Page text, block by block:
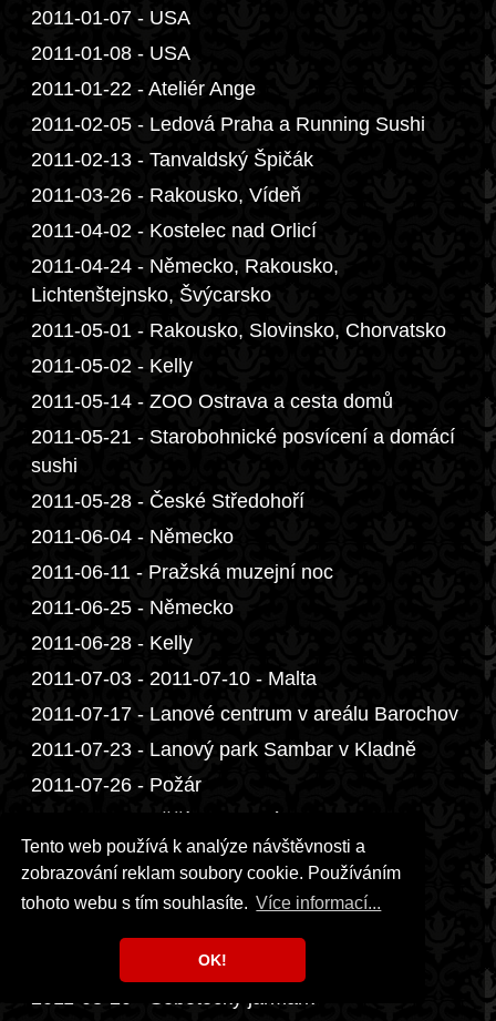
Tento web používá k analýze návštěvnosti a
zobrazování reklam soubory cookie. Používáním
tohoto webu s tím souhlasíte. Více informací...
OK!
2011-01-07 - USA
2011-01-08 - USA
2011-01-22 - Ateliér Ange
2011-02-05 - Ledová Praha a Running Sushi
2011-02-13 - Tanvaldský Špičák
2011-03-26 - Rakousko, Vídeň
2011-04-02 - Kostelec nad Orlicí
2011-04-24 - Německo, Rakousko,
Lichtenštejnsko, Švýcarsko
2011-05-01 - Rakousko, Slovinsko, Chorvatsko
2011-05-02 - Kelly
2011-05-14 - ZOO Ostrava a cesta domů
2011-05-21 - Starobohnické posvícení a domácí
sushi
2011-05-28 - České Středohoří
2011-06-04 - Německo
2011-06-11 - Pražská muzejní noc
2011-06-25 - Německo
2011-06-28 - Kelly
2011-07-03 - 2011-07-10 - Malta
2011-07-17 - Lanové centrum v areálu Barochov
2011-07-23 - Lanový park Sambar v Kladně
2011-07-26 - Požár
2011-08-12 - Kelly
2011-08-13 - Kelly
2011-08-20 - Sobotecký jarmark